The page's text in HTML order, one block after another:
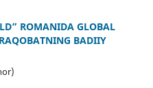
ROMANIDA GLOBAL
BADIIY